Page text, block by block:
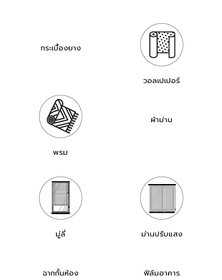
กระเบื้องยาง
วอลเปเปอร์
พรม
ผ้าม่าน
มู่ลี่ ม่านปรับแสง
ฉากกั้นห้อง ฟิล์มอาคาร